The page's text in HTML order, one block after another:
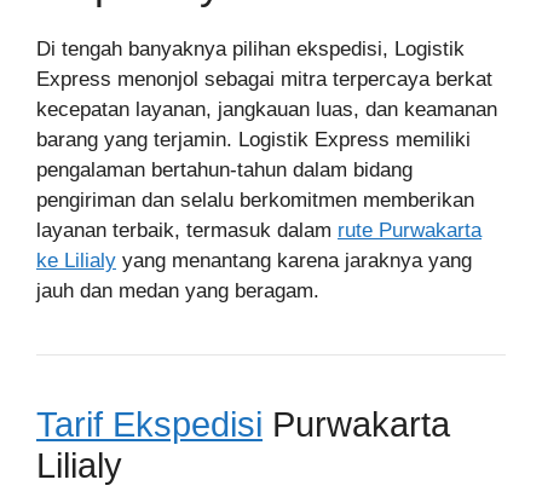
Di tengah banyaknya pilihan ekspedisi, Logistik
Express menonjol sebagai mitra terpercaya berkat
kecepatan layanan, jangkauan luas, dan keamanan
barang yang terjamin. Logistik Express memiliki
pengalaman bertahun-tahun dalam bidang
pengiriman dan selalu berkomitmen memberikan
layanan terbaik, termasuk dalam rute Purwakarta
ke Lilialy yang menantang karena jaraknya yang
jauh dan medan yang beragam.
Tarif Ekspedisi Purwakarta
Lilialy